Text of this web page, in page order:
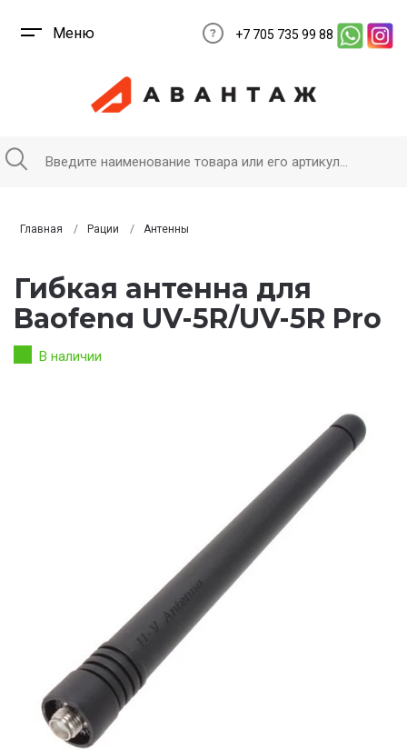
Меню +7 705 735 99 88
Главная Рации Антенны
Гибкая антенна для
Baofeng UV-5R/UV-5R Pro
В наличии